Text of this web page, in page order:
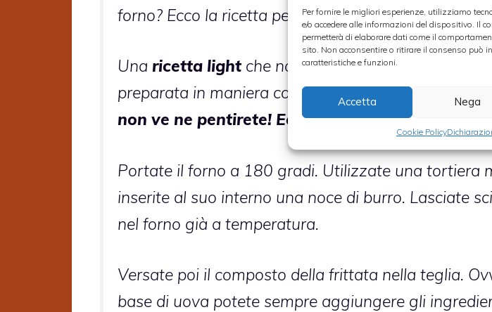
Per fornire le migliori esperienze, utilizziamo
e/o accedere alle informazioni del dispositivo. Il
permetterà di elaborare dati come il
sito. Non acconsentire o ritirare il consenso può
caratteristiche e funzioni.
Accetta Nega
Cookie Policy
forno? Ecco la ricetta per prepararefrittate velocie
Una ricetta light che non vi farà rimpiangere la
preparata in maniera convenzionale:provate a
non ve ne pentirete! Ecco come fare:
Portate il forno a 180 gradi. Utilizzate una tortiera
inserite al suo interno una noce di burro. Lasciate
nel forno già a temperatura.
Versate poi il composto della frittata nella teglia.
base di uova potete sempre aggiungere gli